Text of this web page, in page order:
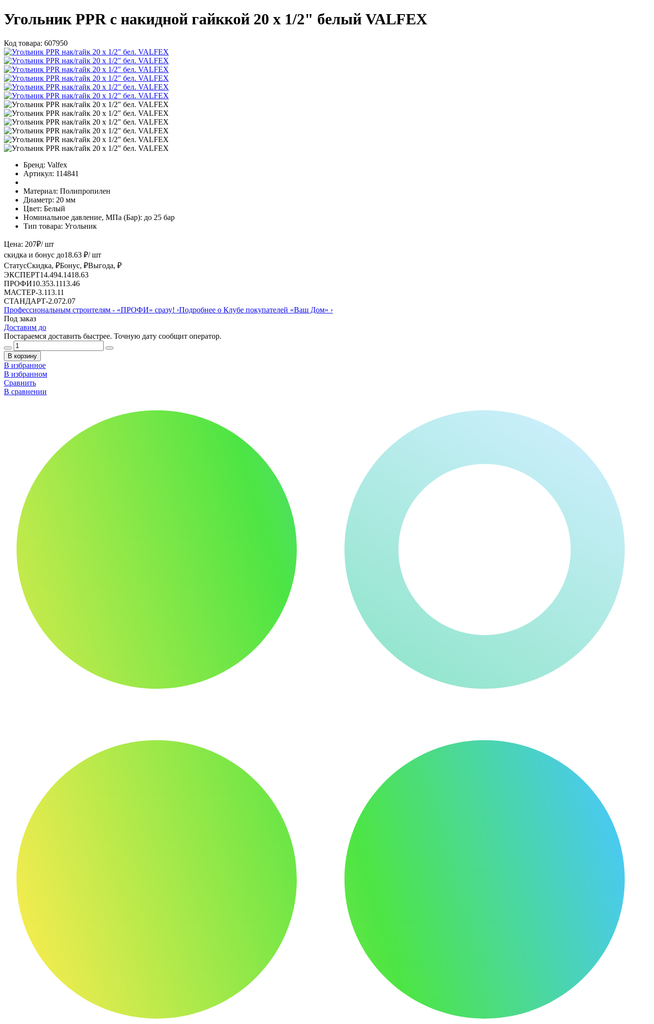
Угольник PPR с накидной гайккой 20 х 1/2" белый VALFEX
Код товара: 607950
Бренд: Valfex
Артикул: 114841
Материал: Полипропилен
Диаметр: 20 мм
Цвет: Белый
Номинальное давление, МПа (Бар): до 25 бар
Тип товара: Угольник
Цена: 207₽/ шт
скидка и бонус до18.63 ₽/ шт
СтатусСкидка, ₽Бонус, ₽Выгода, ₽
ЭКСПЕРТ14.494.1418.63
ПРОФИ10.353.1113.46
МАСТЕР-3.113.11
СТАНДАРТ-2.072.07
Профессиональным строителям - «ПРОФИ» сразу! ›Подробнее о Клубе покупателей «Ваш Дом» ›
Под заказ
Доставим до
Постараемся доставить быстрее. Точную дату сообщит оператор.
В корзину
В избранное
В избранном
Сравнить
В сравнении